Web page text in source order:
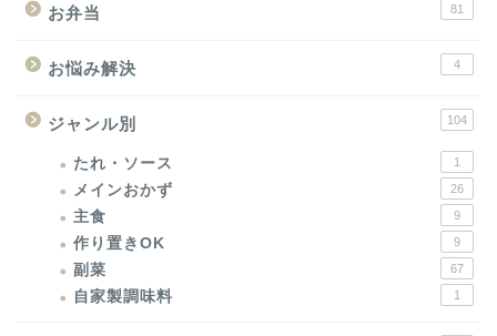
お弁当 81
お悩み解決 4
ジャンル別 104
たれ・ソース 1
メインおかず 26
主食 9
作り置きOK 9
副菜 67
自家製調味料 1